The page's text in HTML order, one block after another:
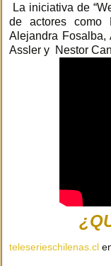
La iniciativa de
de actores como
Alejandra Fosalba,
Assler y Nestor
teleserieschilenas.cl